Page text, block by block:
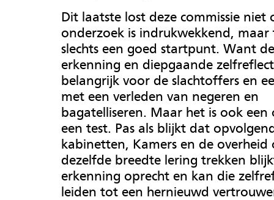
Dit laatste lost deze commissie niet
onderzoek is indrukwekkend, maar
slechts een goed startpunt. Want
erkenning en diepgaande
belangrijk voor de slachtoffers en
met een verleden van negeren en
bagatelliseren. Maar het is ook een
een test. Pas als blijkt dat
kabinetten, Kamers en de overheid
dezelfde breedte lering trekken
erkenning oprecht en kan die
leiden tot een hernieuwd